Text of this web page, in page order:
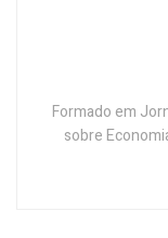
Formado em
sobre